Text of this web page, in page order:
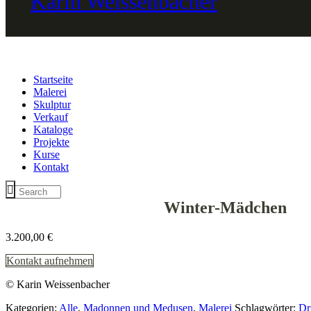
Startseite
Malerei
Skulptur
Verkauf
Kataloge
Projekte
Kurse
Kontakt
Winter-Mädchen
3.200,00 €
Kontakt aufnehmen
© Karin Weissenbacher
Kategorien: Alle, Madonnen und Medusen, Malerei Schlagwörter: